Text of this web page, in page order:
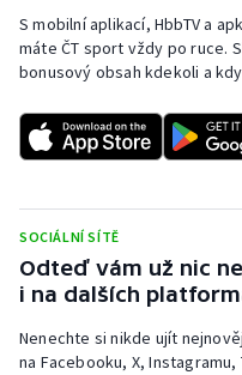
S mobilní aplikací, HbbTV a
máte ČT sport vždy po ruce.
bonusový obsah kdekoli a
SOCIÁLNÍ SÍTĚ
Odteď vám už nic
i na dalších
Nenechte si nikde ujít
na Facebooku, X,